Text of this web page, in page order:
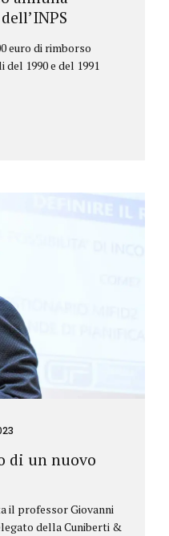
euro di rimborso
1990 e del 1991
di un nuovo
il professor Giovanni
della Cuniberti &